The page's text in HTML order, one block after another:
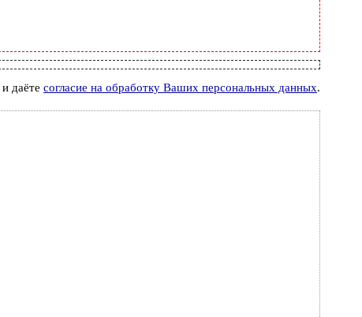
и даёте согласие на обработку Ваших персональных данных.